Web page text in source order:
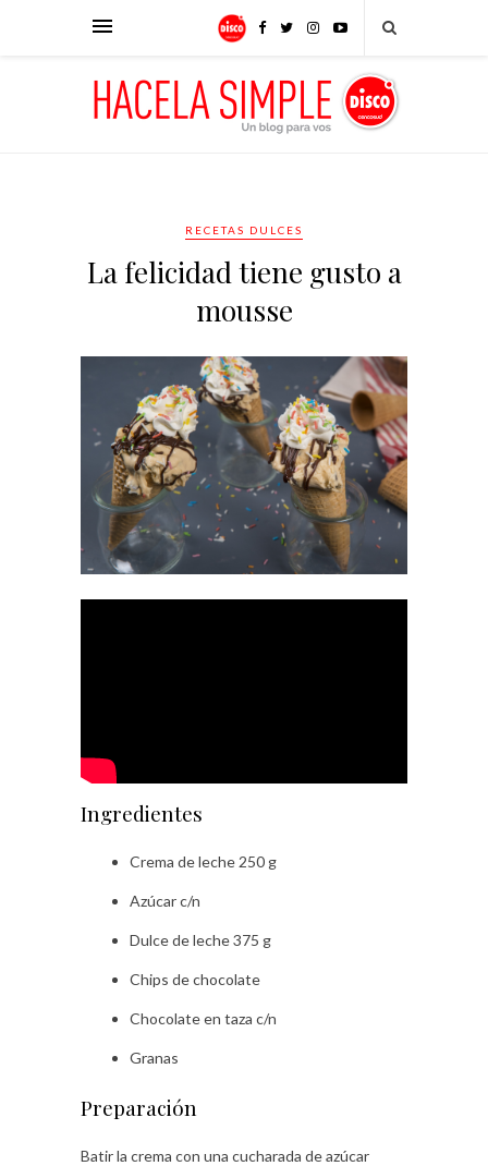
RECETAS DULCES
La felicidad tiene gusto a
mousse
Ingredientes
Crema de leche 250 g
Azúcar c/n
Dulce de leche 375 g
Chips de chocolate
Chocolate en taza c/n
Granas
Preparación
Batir la crema con una cucharada de azúcar